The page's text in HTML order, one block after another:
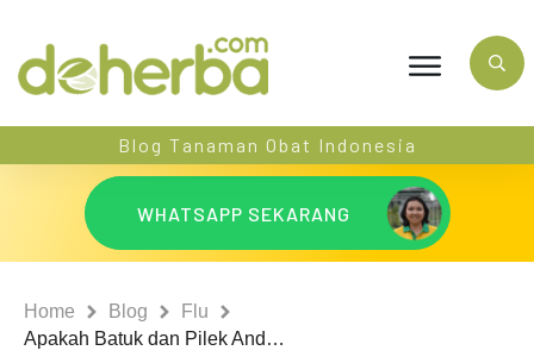
Blog Tanaman Obat Indonesia
WHATSAPP SEKARANG
Home Blog
Flu
Apakah Batuk dan Pilek Anda Adalah Gejala Penyakit Flu?